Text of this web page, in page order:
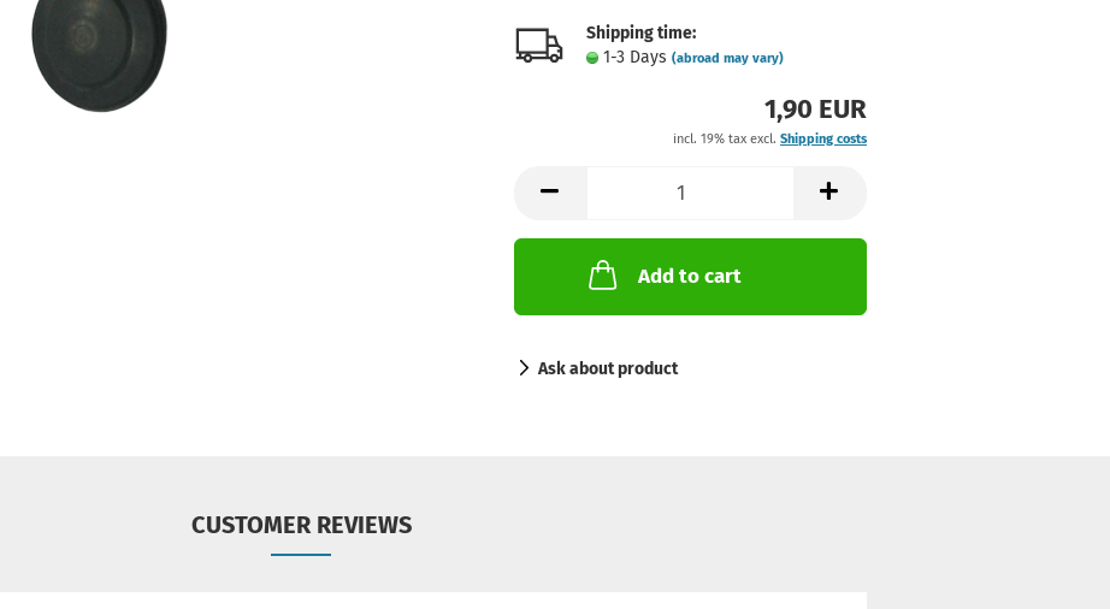
Shipping time:
1-3 Days (abroad may vary)
1,90 EUR
incl. 19% tax excl. Shipping costs
Add to cart
Ask about product
CUSTOMER REVIEWS